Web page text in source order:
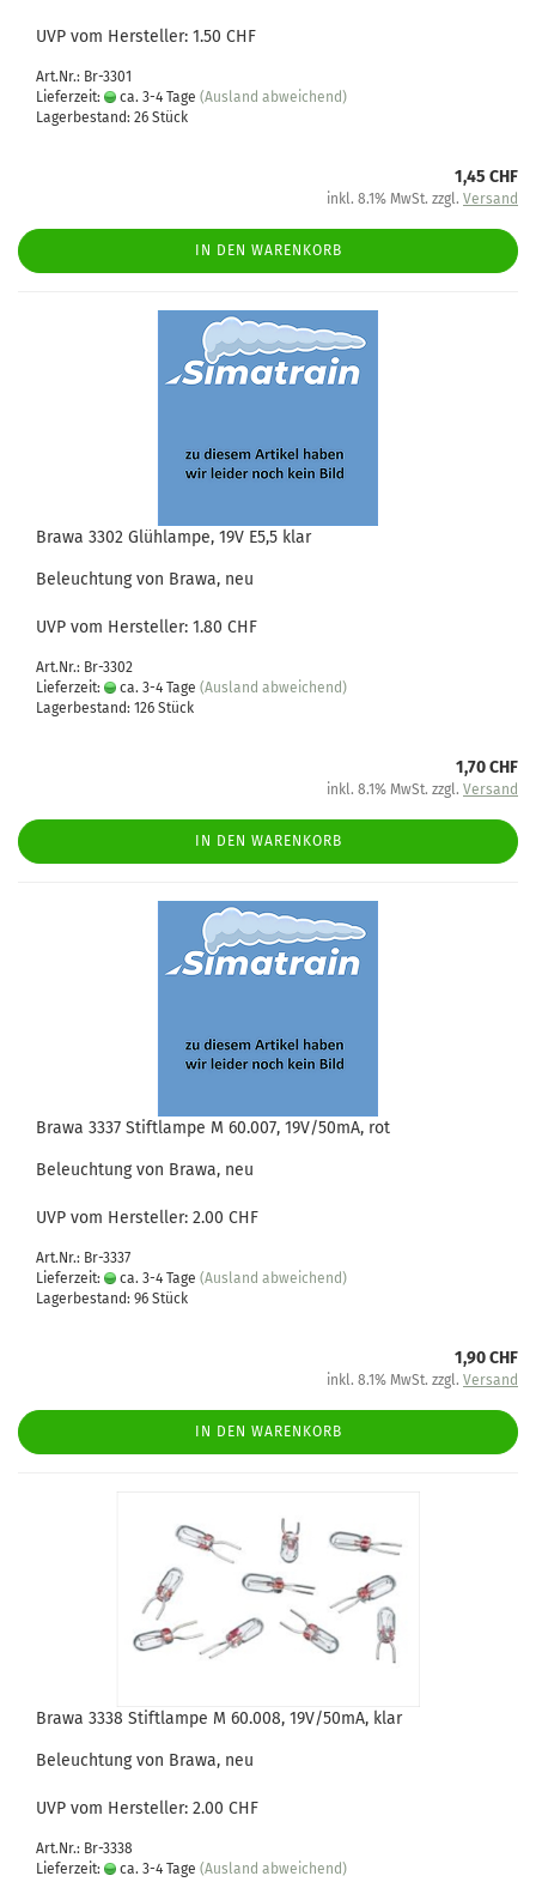
UVP vom Hersteller: 1.50 CHF
Art.Nr.: Br-3301
Lieferzeit:
ca. 3-4 Tage (Ausland abweichend)
Lagerbestand: 26 Stück
1,45 CHF
inkl. 8.1% MwSt. zzgl. Versand
IN DEN WARENKORB
Brawa 3302 Glühlampe, 19V E5,5 klar
Beleuchtung von Brawa, neu
UVP vom Hersteller: 1.80 CHF
Art.Nr.: Br-3302
Lieferzeit:
ca. 3-4 Tage (Ausland abweichend)
Lagerbestand: 126 Stück
1,70 CHF
inkl. 8.1% MwSt. zzgl. Versand
IN DEN WARENKORB
Brawa 3337 Stiftlampe M 60.007, 19V/50mA, rot
Beleuchtung von Brawa, neu
UVP vom Hersteller: 2.00 CHF
Art.Nr.: Br-3337
Lieferzeit:
ca. 3-4 Tage (Ausland abweichend)
Lagerbestand: 96 Stück
1,90 CHF
inkl. 8.1% MwSt. zzgl. Versand
IN DEN WARENKORB
Brawa 3338 Stiftlampe M 60.008, 19V/50mA, klar
Beleuchtung von Brawa, neu
UVP vom Hersteller: 2.00 CHF
Art.Nr.: Br-3338
Lieferzeit:
ca. 3-4 Tage (Ausland abweichend)